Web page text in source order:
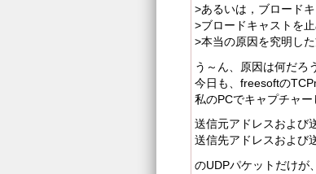
>あるいは，ブロード
>ブロードキャストを
>本当の原因を究明し
う～ん、原因は何だろ
今日も、freesoftの
私のPCでキャプチャー
送信元アドレスおよび
送信先アドレスおよび
のUDPパケットだけが